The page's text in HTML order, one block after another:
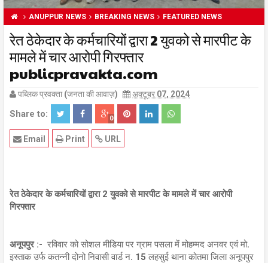
ANUPPUR NEWS BREAKING NEWS FEATURED NEWS
रेत ठेकेदार के कर्मचारियों द्वारा 2 युवको से मारपीट के
मामले में चार आरोपी गिरफ्तार
publicpravakta.com
पब्लिक प्रवक्ता (जनता की आवाज़) अक्टूबर 07, 2024
Share to: 0
URL
Print
Email
रेत ठेकेदार के कर्मचारियों द्वारा 2 युवको से मारपीट के मामले में चार आरोपी
गिरफ्तार
अनूपपुर :- रविवार को सोशल मीडिया पर ग्राम पसला में मोहम्मद अनवर एवं मो.
इस्ताक उर्फ कतन्नी दोनो निवासी वार्ड न. 15 लहसुई थाना कोतमा जिला अनूपपुर